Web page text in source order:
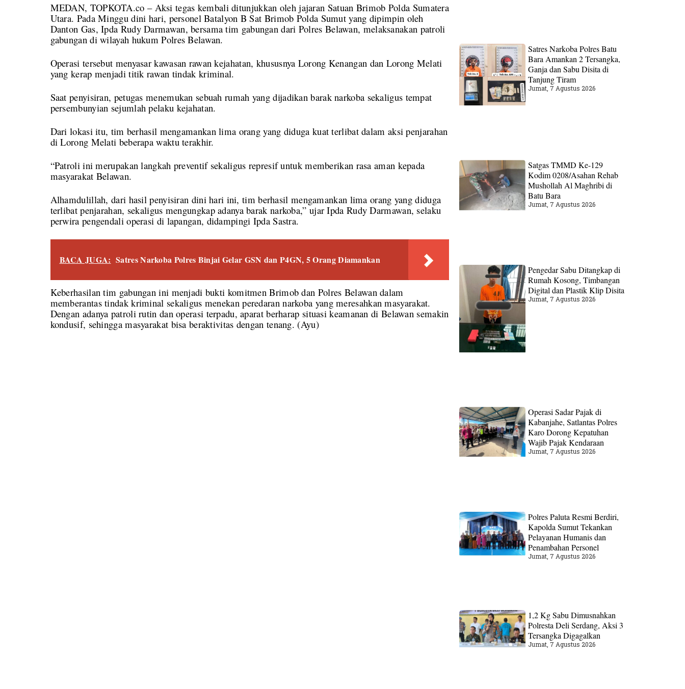
MEDAN, TOPKOTA.co – Aksi tegas kembali ditunjukkan oleh jajaran Satuan Brimob Polda Sumatera
Utara. Pada Minggu dini hari, personel Batalyon B Sat Brimob Polda Sumut yang dipimpin oleh
Danton Gas, Ipda Rudy Darmawan, bersama tim gabungan dari Polres Belawan, melaksanakan patroli
gabungan di wilayah hukum Polres Belawan.
Operasi tersebut menyasar kawasan rawan kejahatan, khususnya Lorong Kenangan dan Lorong Melati
yang kerap menjadi titik rawan tindak kriminal.
Saat penyisiran, petugas menemukan sebuah rumah yang dijadikan barak narkoba sekaligus tempat
persembunyian sejumlah pelaku kejahatan.
Dari lokasi itu, tim berhasil mengamankan lima orang yang diduga kuat terlibat dalam aksi penjarahan
di Lorong Melati beberapa waktu terakhir.
“Patroli ini merupakan langkah preventif sekaligus represif untuk memberikan rasa aman kepada
masyarakat Belawan.
Alhamdulillah, dari hasil penyisiran dini hari ini, tim berhasil mengamankan lima orang yang diduga
terlibat penjarahan, sekaligus mengungkap adanya barak narkoba,” ujar Ipda Rudy Darmawan, selaku
perwira pengendali operasi di lapangan, didampingi Ipda Sastra.
BACA JUGA: Satres Narkoba Polres Binjai Gelar GSN dan P4GN, 5 Orang Diamankan
Keberhasilan tim gabungan ini menjadi bukti komitmen Brimob dan Polres Belawan dalam
memberantas tindak kriminal sekaligus menekan peredaran narkoba yang meresahkan masyarakat.
Dengan adanya patroli rutin dan operasi terpadu, aparat berharap situasi keamanan di Belawan semakin
kondusif, sehingga masyarakat bisa beraktivitas dengan tenang. (Ayu)
Satres Narkoba Polres Batu
Bara Amankan 2 Tersangka,
Ganja dan Sabu Disita di
Tanjung Tiram
Jumat, 7 Agustus 2026
Satgas TMMD Ke-129
Kodim 0208/Asahan Rehab
Mushollah Al Maghribi di
Batu Bara
Jumat, 7 Agustus 2026
Pengedar Sabu Ditangkap di
Rumah Kosong, Timbangan
Digital dan Plastik Klip Disita
Jumat, 7 Agustus 2026
Operasi Sadar Pajak di
Kabanjahe, Satlantas Polres
Karo Dorong Kepatuhan
Wajib Pajak Kendaraan
Jumat, 7 Agustus 2026
Polres Paluta Resmi Berdiri,
Kapolda Sumut Tekankan
Pelayanan Humanis dan
Penambahan Personel
Jumat, 7 Agustus 2026
1,2 Kg Sabu Dimusnahkan
Polresta Deli Serdang, Aksi 3
Tersangka Digagalkan
Jumat, 7 Agustus 2026